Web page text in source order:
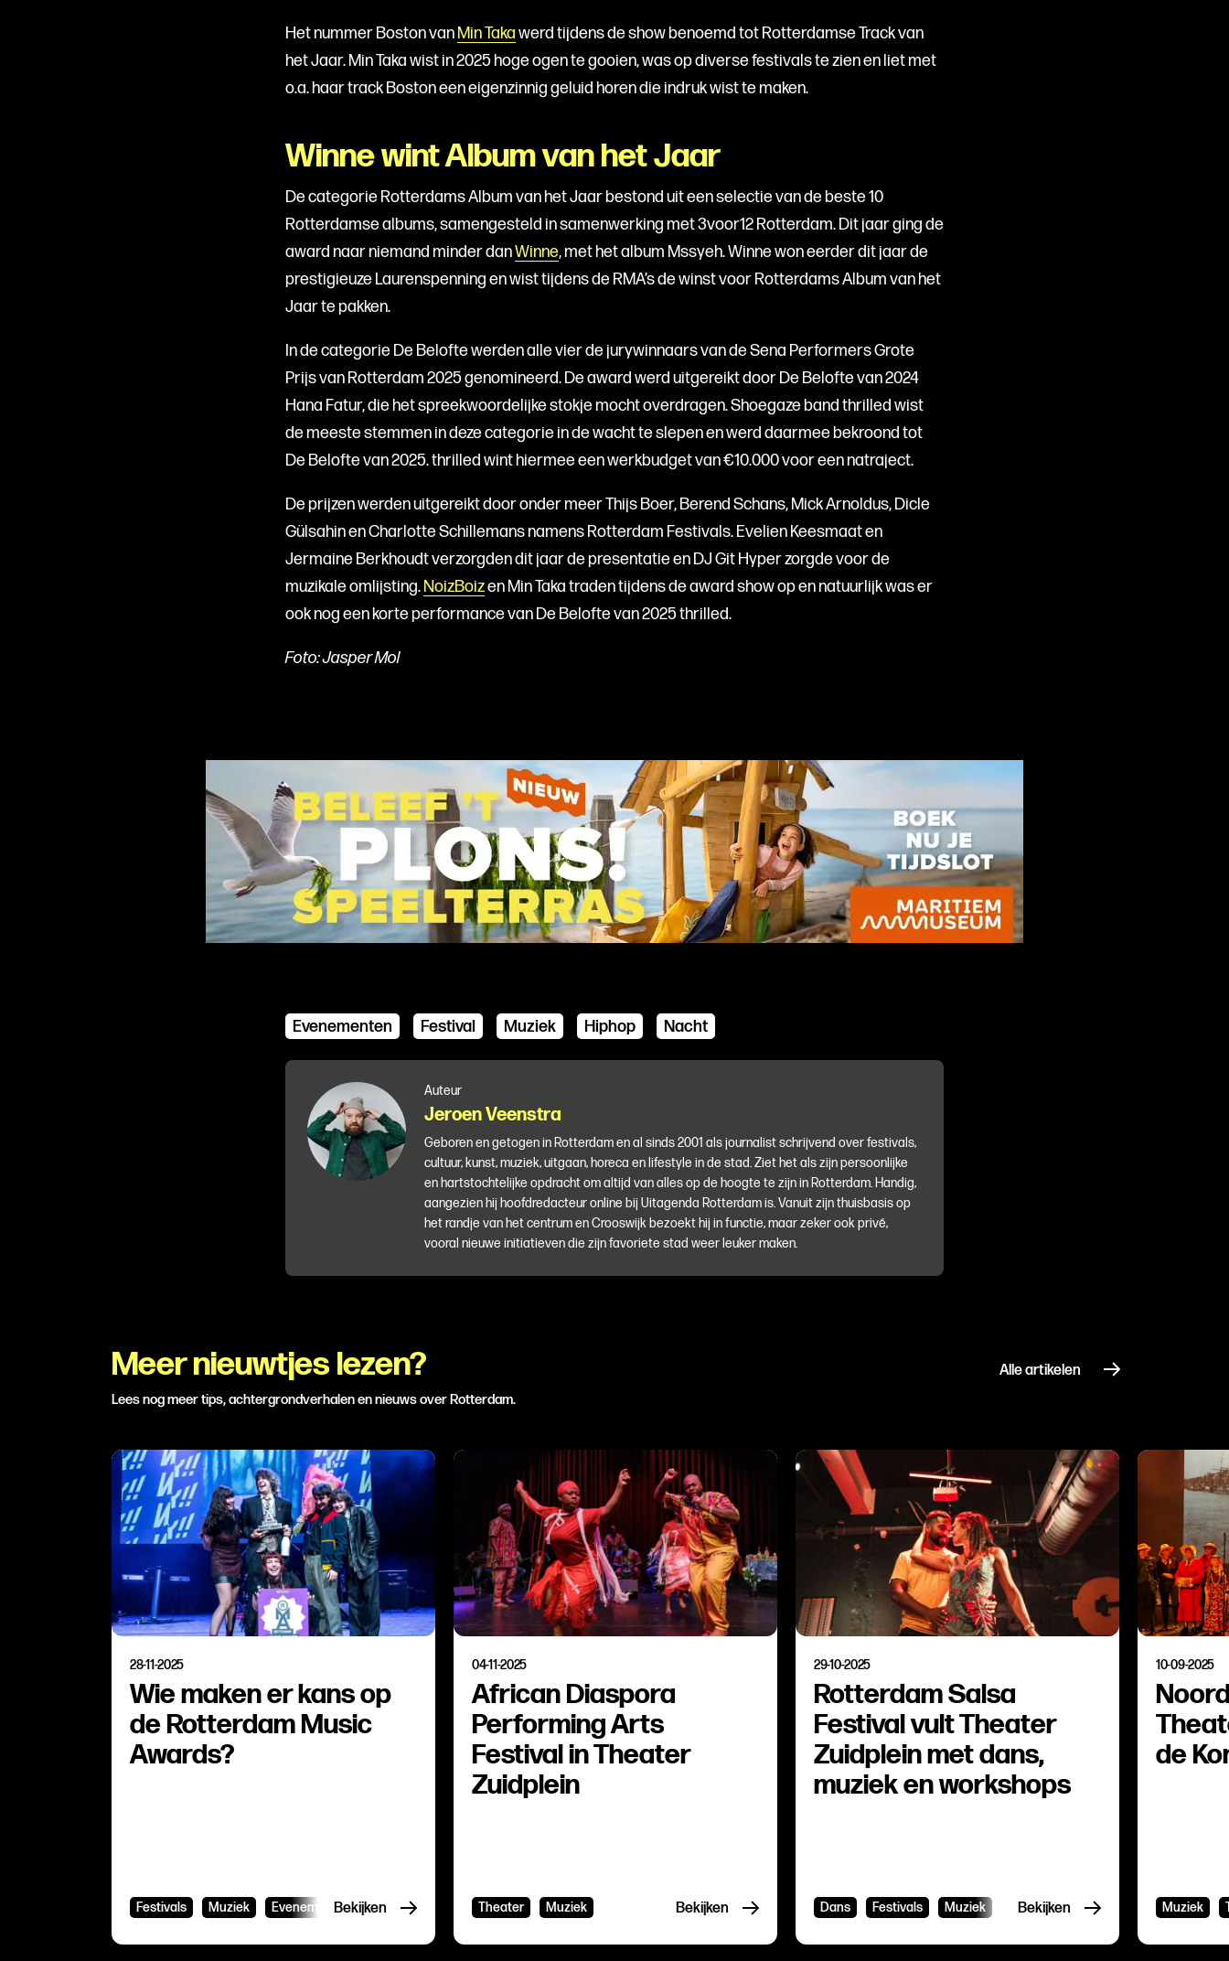
Het nummer Boston van Min Takawerd tijdens de show benoemd tot Rotterdamse Track van
het Jaar. Min Taka wist in 2025 hoge ogen te gooien, was op diverse festivals te zien en liet met
o.a. haar track Boston een eigenzinnig geluid horen die indruk wist te maken.
Winne wint Album van het Jaar
De categorie Rotterdams Album van het Jaar bestond uit een selectie van de beste 10
Rotterdamse albums, samengesteld in samenwerking met 3voor12 Rotterdam. Dit jaar ging de
award naar niemand minder danWinne, met het album Mssyeh. Winne won eerder dit jaar de
prestigieuze Laurenspenning en wist tijdens de RMA’s de winst voor Rotterdams Album van het
Jaar te pakken.
In de categorie De Belofte werden alle vier de jurywinnaars van de Sena Performers Grote
Prijs van Rotterdam 2025 genomineerd. De award werd uitgereikt door De Belofte van 2024
Hana Fatur, die het spreekwoordelijke stokje mocht overdragen. Shoegaze band thrilled wist
de meeste stemmen in deze categorie in de wacht te slepen en werd daarmee bekroond tot
De Belofte van 2025. thrilled wint hiermee een werkbudget van €10.000 voor een natraject.
De prijzen werden uitgereikt door onder meer Thijs Boer, Berend Schans, Mick Arnoldus, Dicle
Gülsahin en Charlotte Schillemans namens Rotterdam Festivals. Evelien Keesmaat en
Jermaine Berkhoudt verzorgden dit jaar de presentatie en DJ Git Hyper zorgde voor de
muzikale omlijsting. NoizBoizen Min Taka traden tijdens de award show op en natuurlijk was er
ook nog een korte performance van De Belofte van 2025 thrilled.
Foto: Jasper Mol
Evenementen Festival Muziek Hiphop Nacht
Auteur
JeroenVeenstra
Geboren en getogen in Rotterdam en al sinds 2001 als journalist schrijvend over festivals,
cultuur, kunst, muziek, uitgaan, horeca en lifestyle in de stad. Ziet het als zijn persoonlijke
en hartstochtelijke opdracht om altijd van alles op de hoogte te zijn in Rotterdam. Handig,
aangezien hij hoofdredacteur online bij Uitagenda Rotterdam is. Vanuit zijn thuisbasis op
het randje van het centrum en Crooswijk bezoekt hij in functie, maar zeker ook privé,
vooral nieuwe initiatieven die zijn favoriete stad weer leuker maken.
Meer nieuwtjes lezen?
Lees nog meer tips, achtergrondverhalen en nieuws over Rotterdam.
Alle artikelen
28-11-2025
Wie maken er kans op
de Rotterdam Music
Awards?
Festivals Muziek Evenementen Hiphop Pop en Rock
Bekijken
04-11-2025
African Diaspora
Performing Arts
Festival in Theater
Zuidplein
Theater Muziek Bekijken
29-10-2025
Rotterdam Salsa
Festival vult Theater
Zuidplein met dans,
muziek en workshops
Dans Festivals Muziek Bekijken
10-09-2025
de
Muziek